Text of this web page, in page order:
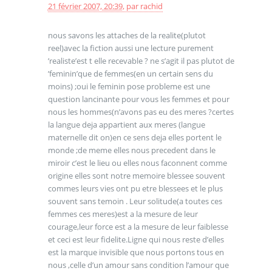
21 février 2007, 20:39, par rachid
nous savons les attaches de la realite(plutot
reel)avec la fiction aussi une lecture purement
’realiste’est t elle recevable ? ne s’agit il pas plutot de
’feminin’que de femmes(en un certain sens du
moins) ;oui le feminin pose probleme est une
question lancinante pour vous les femmes et pour
nous les hommes(n’avons pas eu des meres ?certes
la langue deja appartient aux meres (langue
maternelle dit on)en ce sens deja elles portent le
monde ;de meme elles nous precedent dans le
miroir c’est le lieu ou elles nous faconnent comme
origine elles sont notre memoire blessee souvent
commes leurs vies ont pu etre blessees et le plus
souvent sans temoin . Leur solitude(a toutes ces
femmes ces meres)est a la mesure de leur
courage,leur force est a la mesure de leur faiblesse
et ceci est leur fidelite.Ligne qui nous reste d’elles
est la marque invisible que nous portons tous en
nous ,celle d’un amour sans condition l’amour que